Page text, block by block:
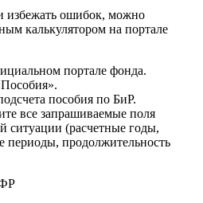
избежать ошибок, можно
калькулятором на портале
портале фонда.
пособия по БиР.
все запрашиваемые поля
ситуации (расчетные годы,
периоды, продолжительность